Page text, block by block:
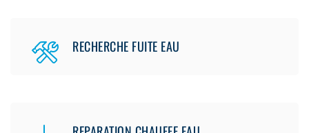
RECHERCHE FUITE EAU